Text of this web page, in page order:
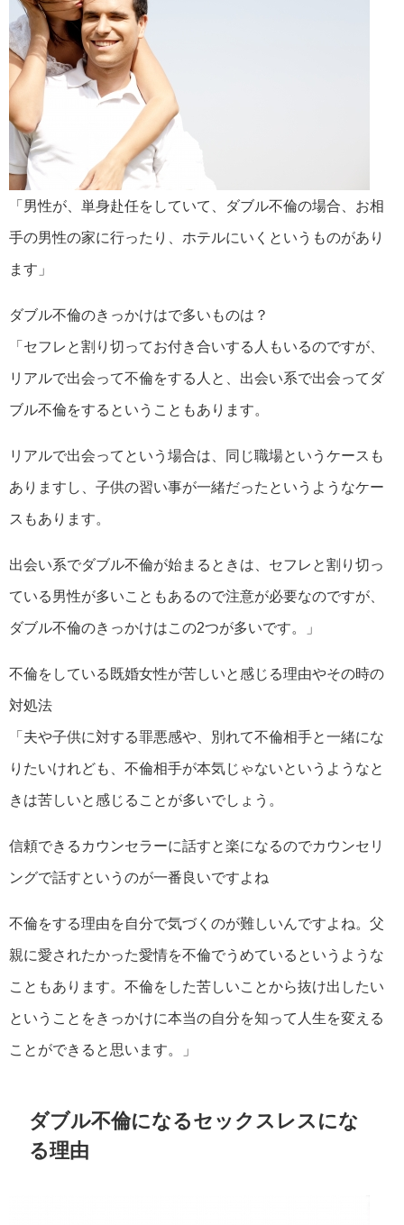
「男性が、単身赴任をしていて、ダブル不倫の場合、お相
手の男性の家に行ったり、ホテルにいくというものがあり
ます」
ダブル不倫のきっかけはで多いものは？
「セフレと割り切ってお付き合いする人もいるのですが、
リアルで出会って不倫をする人と、出会い系で出会ってダ
ブル不倫をするということもあります。
リアルで出会ってという場合は、同じ職場というケースも
ありますし、子供の習い事が一緒だったというようなケー
スもあります。
出会い系でダブル不倫が始まるときは、セフレと割り切っ
ている男性が多いこともあるので注意が必要なのですが、
ダブル不倫のきっかけはこの2つが多いです。」
不倫をしている既婚女性が苦しいと感じる理由やその時の
対処法
「夫や子供に対する罪悪感や、別れて不倫相手と一緒にな
りたいけれども、不倫相手が本気じゃないというようなと
きは苦しいと感じることが多いでしょう。
信頼できるカウンセラーに話すと楽になるのでカウンセリ
ングで話すというのが一番良いですよね
不倫をする理由を自分で気づくのが難しいんですよね。父
親に愛されたかった愛情を不倫でうめているというような
こともあります。不倫をした苦しいことから抜け出したい
ということをきっかけに本当の自分を知って人生を変える
ことができると思います。」
ダブル不倫になるセックスレスにな
る理由